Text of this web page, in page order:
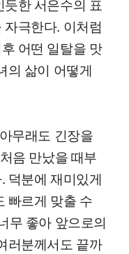
듯한 서은수의 표
극한다. 이처럼
어떤 일탈을 맛
의 삶이 어떻게
무래도 긴장을
음 만났을 때부
덕분에 재미있게
빠르게 맞출 수
무 좋아 앞으로의
러분께서도 끝까